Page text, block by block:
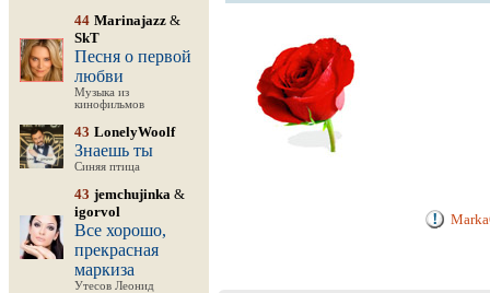
44 Marinajazz &
SkT
Песня о первой
любви
Музыка из
кинофильмов
43 LonelyWoolf
Знаешь ты
Синяя птица
43 jemchujinka &
igorvol
Все хорошо,
прекрасная
маркиза
Утесов Леонид